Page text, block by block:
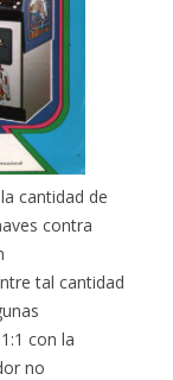
cantidad de
contra
tal cantidad
con la
no